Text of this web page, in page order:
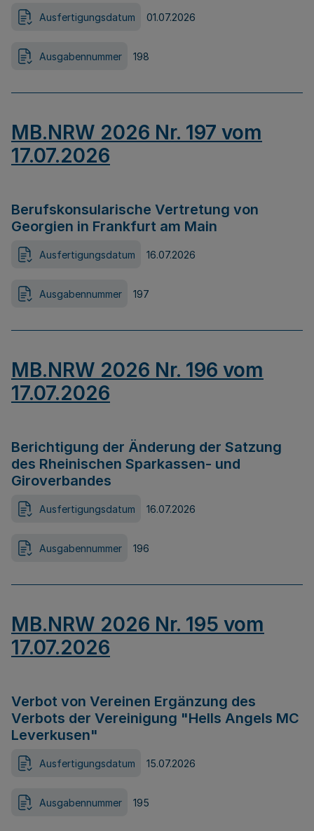
Ausfertigungsdatum 01.07.2026
Ausgabennummer 198
MB.NRW 2026 Nr. 197 vom
17.07.2026
Berufskonsularische Vertretung von
Georgien in Frankfurt am Main
Ausfertigungsdatum 16.07.2026
Ausgabennummer 197
MB.NRW 2026 Nr. 196 vom
17.07.2026
Berichtigung der Änderung der Satzung
des Rheinischen Sparkassen- und
Giroverbandes
Ausfertigungsdatum 16.07.2026
Ausgabennummer 196
MB.NRW 2026 Nr. 195 vom
17.07.2026
Verbot von Vereinen Ergänzung des
Verbots der Vereinigung "Hells Angels MC
Leverkusen"
Ausfertigungsdatum 15.07.2026
Ausgabennummer 195